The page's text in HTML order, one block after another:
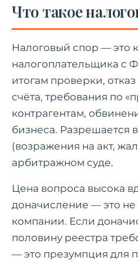
Что такое
Налоговый спор — это
налогоплательщика с
итогам проверки,
счёта, требования по
контрагентам,
бизнеса. Разрешается
(возражения на акт,
арбитражном суде.
Цена вопроса высока
доначисление — это не
компании. Если
половину реестра
— это презумпция для